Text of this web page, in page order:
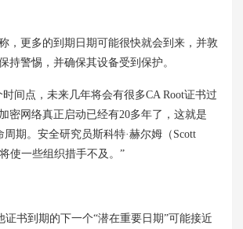
，更多的到期日期可能很快就会到来，并敦
持警惕，并确保其设备受到保护。
间点，未来几年将会有很多CA Root证书过
密网络真正启动已经有20多年了，这就是
周期。安全研究员斯科特·赫尔姆（Scott
使一些组织措手不及 。”
证书到期的下一个“潜在重要日期”可能接近